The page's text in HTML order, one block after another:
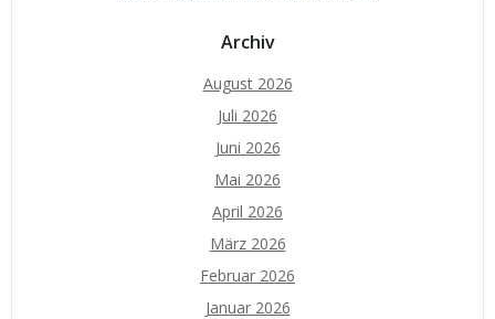
Archiv
August 2026
Juli 2026
Juni 2026
Mai 2026
April 2026
März 2026
Februar 2026
Januar 2026